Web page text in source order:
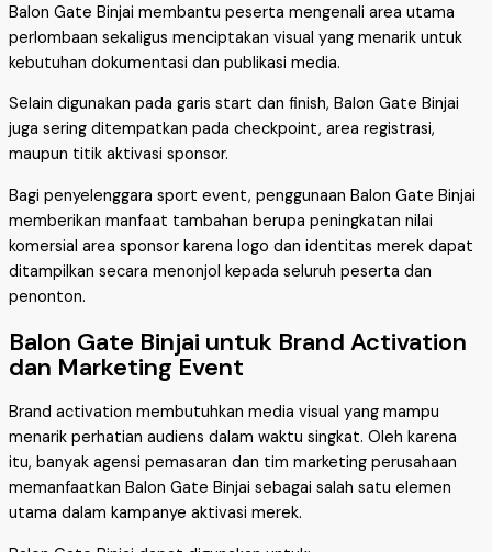
Balon Gate Binjai membantu peserta mengenali area utama
perlombaan sekaligus menciptakan visual yang menarik untuk
kebutuhan dokumentasi dan publikasi media.
Selain digunakan pada garis start dan finish, Balon Gate Binjai
juga sering ditempatkan pada checkpoint, area registrasi,
maupun titik aktivasi sponsor.
Bagi penyelenggara sport event, penggunaan Balon Gate Binjai
memberikan manfaat tambahan berupa peningkatan nilai
komersial area sponsor karena logo dan identitas merek dapat
ditampilkan secara menonjol kepada seluruh peserta dan
penonton.
Balon Gate Binjai untuk Brand Activation
dan Marketing Event
Brand activation membutuhkan media visual yang mampu
menarik perhatian audiens dalam waktu singkat. Oleh karena
itu, banyak agensi pemasaran dan tim marketing perusahaan
memanfaatkan Balon Gate Binjai sebagai salah satu elemen
utama dalam kampanye aktivasi merek.